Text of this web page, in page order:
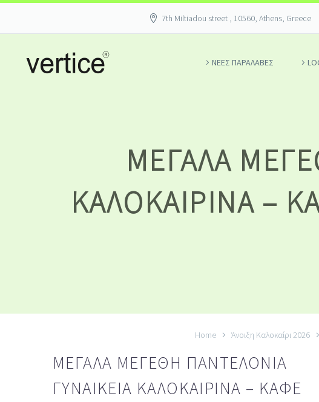
7th Miltiadou street , 10560, Athens, Greece
ΝΕΕΣ ΠΑΡΑΛΑΒΕΣ
ΜΕΓΆΛΑ
ΚΑΛΟΚΑΙΡΙΝΆ –
Home Άνοιξη Καλοκαίρι 2026
ΜΕΓΆΛΑ ΜΕΓΈΘΗ ΠΑΝΤΕΛΌΝΙΑ
ΓΥΝΑΙΚΕΊΑ ΚΑΛΟΚΑΙΡΙΝΆ – ΚΑΦΈ